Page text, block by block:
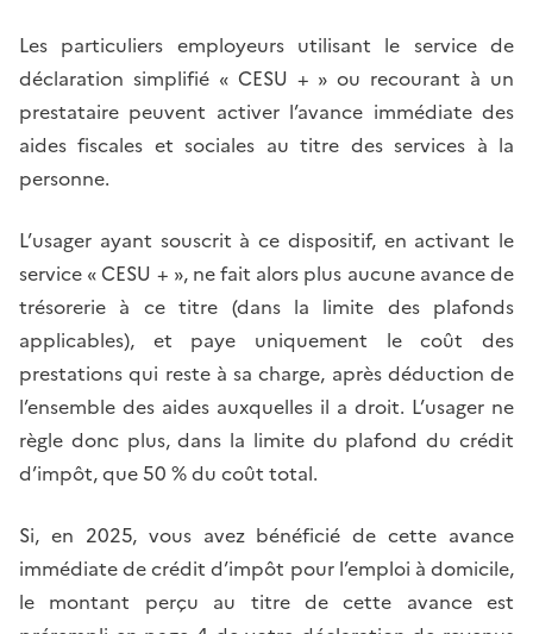
Les particuliers employeurs utilisant le service de
déclaration simplifié « CESU + » ou recourant à un
prestataire peuvent activer l’avance immédiate des
aides fiscales et sociales au titre des services à la
personne.
L’usager ayant souscrit à ce dispositif, en activant le
service « CESU + », ne fait alors plus aucune avance de
trésorerie à ce titre (dans la limite des plafonds
applicables), et paye uniquement le coût des
prestations qui reste à sa charge, après déduction de
l’ensemble des aides auxquelles il a droit. L’usager ne
règle donc plus, dans la limite du plafond du crédit
d’impôt, que 50 % du coût total.
Si, en 2025, vous avez bénéficié de cette avance
immédiate de crédit d’impôt pour l’emploi à domicile,
le montant perçu au titre de cette avance est